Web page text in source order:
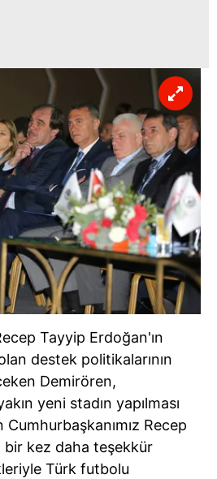
Tayyip Erdoğan'ın
destek politikalarının
Demirören,
yeni stadın yapılması
Cumhurbaşkanımız Recep
kez daha teşekkür
Türk futbolu